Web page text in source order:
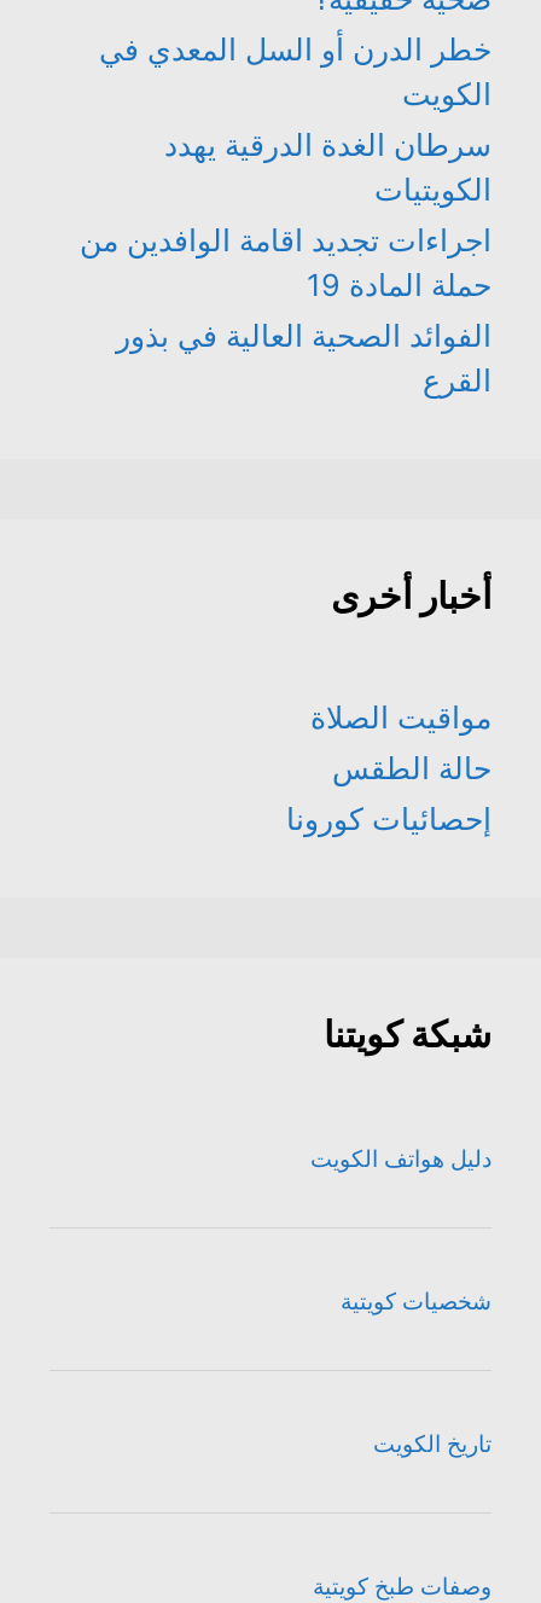
خطر الدرن أو السل المعدي في
الكويت
سرطان الغدة الدرقية يهدد
الكويتيات
اجراءات تجديد اقامة الوافدين من
حملة المادة 19
الفوائد الصحية العالية في بذور
القرع
أخبار أخرى
مواقيت الصلاة
حالة الطقس
إحصائيات كورونا
شبكة كويتنا
دليل هواتف الكويت
شخصيات كويتية
تاريخ الكويت
وصفات طبخ كويتية